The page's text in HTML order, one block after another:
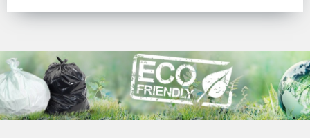
упаковке, и сегодня мы перешли в
Используйте готовые решения от
лидеров отрасли.
WhitePack
8 (495) 204-18-49